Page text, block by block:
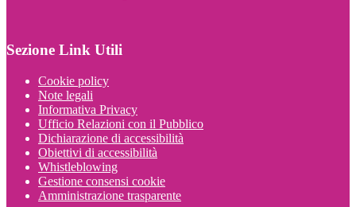
Sezione Link Utili
Cookie policy
Note legali
Informativa Privacy
Ufficio Relazioni con il Pubblico
Dichiarazione di accessibilità
Obiettivi di accessibilità
Whistleblowing
Gestione consensi cookie
Amministrazione trasparente